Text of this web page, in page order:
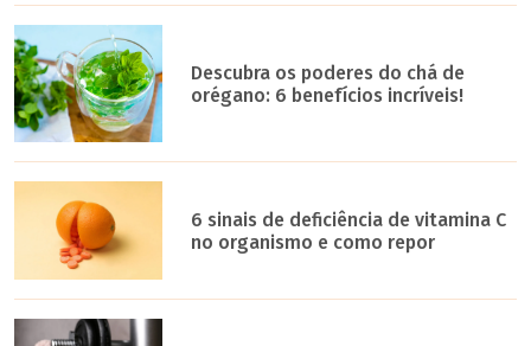
Descubra os poderes do chá de
orégano: 6 benefícios incríveis!
6 sinais de deficiência de vitamina C
no organismo e como repor